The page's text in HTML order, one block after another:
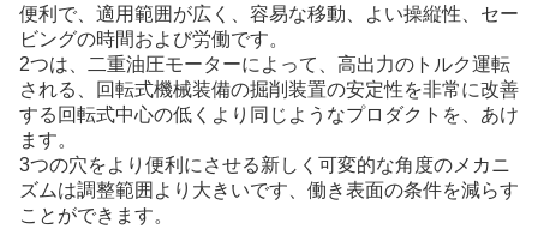
便利で、適用範囲が広く、容易な移動、よい操縦性、セー
ビングの時間および労働です。
2つは、二重油圧モーターによって、高出力のトルク運転
される、回転式機械装備の掘削装置の安定性を非常に改善
する回転式中心の低くより同じようなプロダクトを、あけ
ます。
3つの穴をより便利にさせる新しく可変的な角度のメカニ
ズムは調整範囲より大きいです、働き表面の条件を減らす
ことができます。